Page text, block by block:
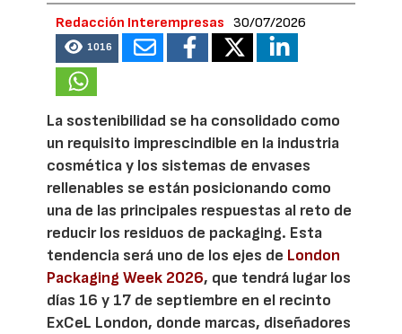
Redacción Interempresas 30/07/2026
1016
La sostenibilidad se ha consolidado como
un requisito imprescindible en la industria
cosmética y los sistemas de envases
rellenables se están posicionando como
una de las principales respuestas al reto de
reducir los residuos de packaging. Esta
tendencia será uno de los ejes de London
Packaging Week 2026, que tendrá lugar los
días 16 y 17 de septiembre en el recinto
ExCeL London, donde marcas, diseñadores